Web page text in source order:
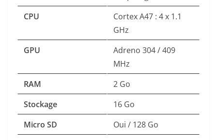
CPU
Cortex A47 : 4 x 1.1
GHz
GPU
Adreno 304 / 409
MHz
RAM
2 Go
Stockage
16 Go
Micro SD
Oui / 128 Go